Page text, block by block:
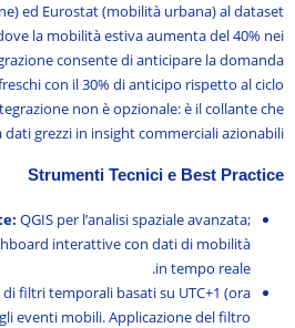
ed Eurostat (mobilità urbana) al dataset
la mobilità estiva aumenta del 40% nei
consente di anticipare la domanda
con il 30% di anticipo rispetto al ciclo
non è opzionale: è il collante che
grezzi in insight commerciali azionabili.
Strumenti Tecnici e Best Practice
QGIS per l’analisi spaziale avanzata;
interattive con dati di mobilità
in tempo reale.
di filtri temporali basati su UTC+1 (ora
eventi mobili. Applicazione del filtro